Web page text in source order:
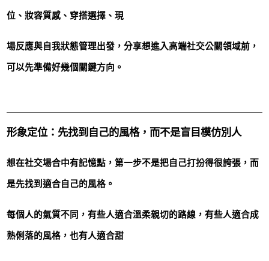
位、妝容質感、穿搭選擇、現
場反應與自我狀態管理出發，分享想進入高端社交公關領域前，
可以先準備好幾個關鍵方向。
形象定位：先找到自己的風格，而不是盲目模仿別人
想在社交場合中有記憶點，第一步不是把自己打扮得很誇張，而
是先找到適合自己的風格。
每個人的氣質不同，有些人適合溫柔親切的路線，有些人適合成
熟俐落的風格，也有人適合甜